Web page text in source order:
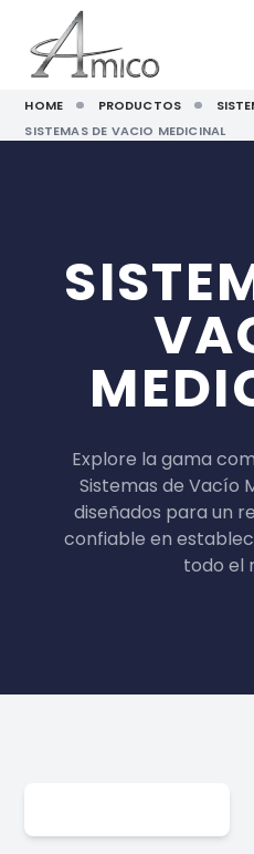
HOME PRODUCTOS
SISTEMAS DE VACIO MEDICINAL
Explore la gama
Sistemas de Vacío
diseñados para un
confiable en
todo el